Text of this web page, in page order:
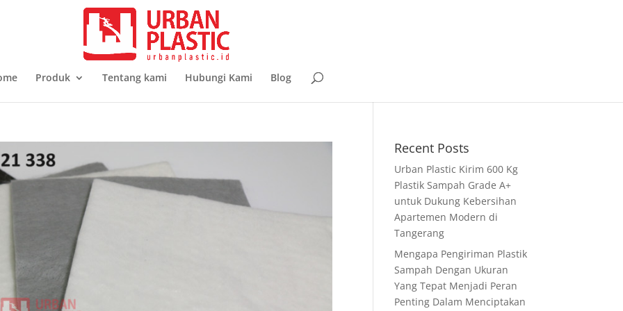
Produk Tentang kami Hubungi Kami Blog
Recent Posts
Urban Plastic Kirim 600 Kg
Plastik Sampah Grade A+
untuk Dukung Kebersihan
Apartemen Modern di
Tangerang
Mengapa Pengiriman Plastik
Sampah Dengan Ukuran
Yang Tepat Menjadi Peran
Penting Dalam Menciptakan